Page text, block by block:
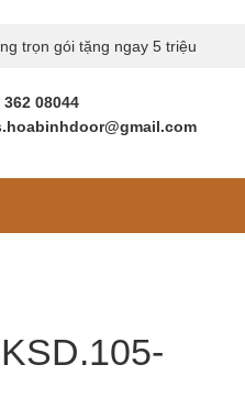
trọn gói tặng ngay 5 triệu
362 08044